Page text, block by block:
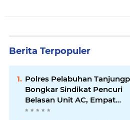
Berita Terpopuler
Polres Pelabuhan
Bongkar Sindikat Pencuri
Belasan Unit AC, Empat
Tersangka Diamankan